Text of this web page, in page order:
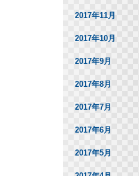
2017年11月
2017年10月
2017年9月
2017年8月
2017年7月
2017年6月
2017年5月